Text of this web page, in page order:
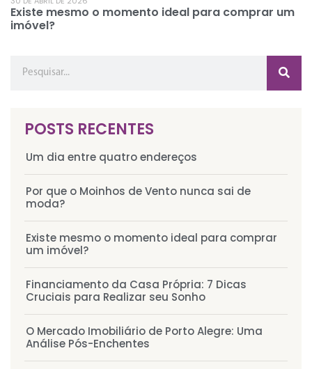
POSTS RECENTES
Um dia entre quatro endereços
Por que o Moinhos de Vento nunca sai de
moda?
Existe mesmo o momento ideal para comprar
um imóvel?
Financiamento da Casa Própria: 7 Dicas
Cruciais para Realizar seu Sonho
O Mercado Imobiliário de Porto Alegre: Uma
Análise Pós-Enchentes
Existe mesmo o momento ideal para comprar um
imóvel?